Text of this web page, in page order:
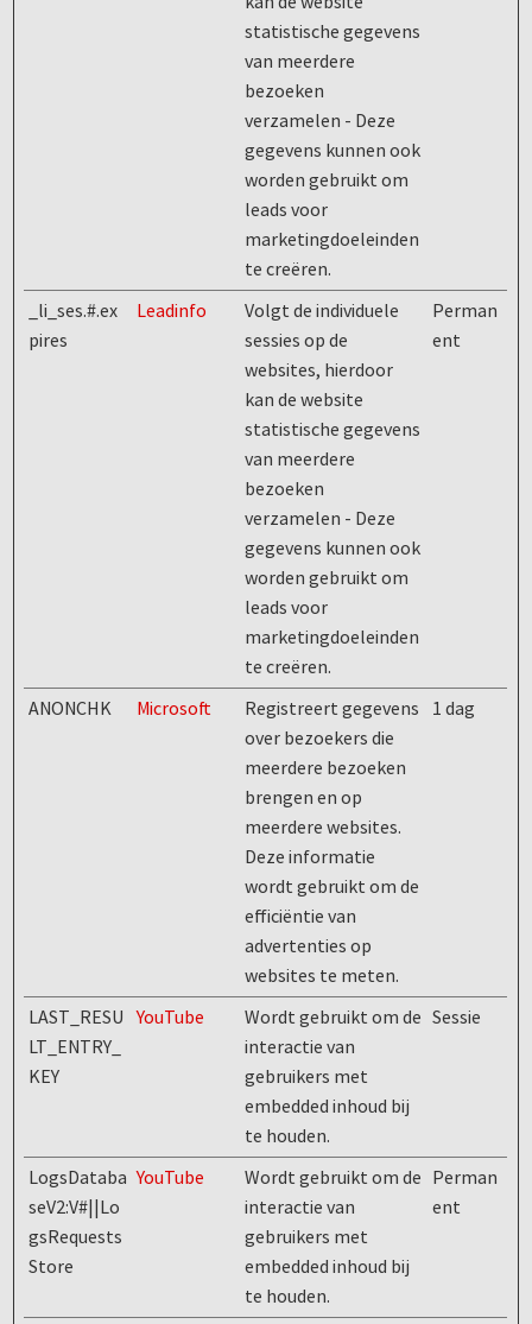
statistische gegevens
van meerdere
bezoeken
verzamelen - Deze
gegevens kunnen ook
worden gebruikt om
leads voor
marketingdoeleinden
te creëren.
_li_ses.#.ex
pires
Leadinfo
Volgt de individuele
sessies op de
websites, hierdoor
kan de website
statistische gegevens
van meerdere
bezoeken
verzamelen - Deze
gegevens kunnen ook
worden gebruikt om
leads voor
marketingdoeleinden
te creëren.
Perman
ent
ANONCHK Microsoft
Registreert gegevens
over bezoekers die
meerdere bezoeken
brengen en op
meerdere websites.
Deze informatie
wordt gebruikt om de
efficiëntie van
advertenties op
websites te meten.
1 dag
LAST_RESU
LT_ENTRY_
KEY
YouTube
Wordt gebruikt om de
interactie van
gebruikers met
embedded inhoud bij
te houden.
Sessie
LogsDataba
seV2:V#||Lo
gsRequests
Store
YouTube
Wordt gebruikt om de
interactie van
gebruikers met
embedded inhoud bij
te houden.
Perman
ent